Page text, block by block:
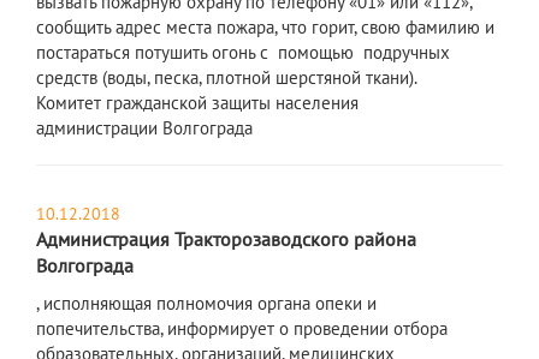
сообщить адрес места пожара, что горит, свою фамилию и
постараться потушить огонь с помощью подручных
средств (воды, песка, плотной шерстяной ткани).
Комитет гражданской защиты населения
администрации Волгограда
10.12.2018
Администрация Тракторозаводского района
Волгограда
, исполняющая полномочия органа опеки и
попечительства, информирует о проведении отбора
образовательных, организаций, медицинских